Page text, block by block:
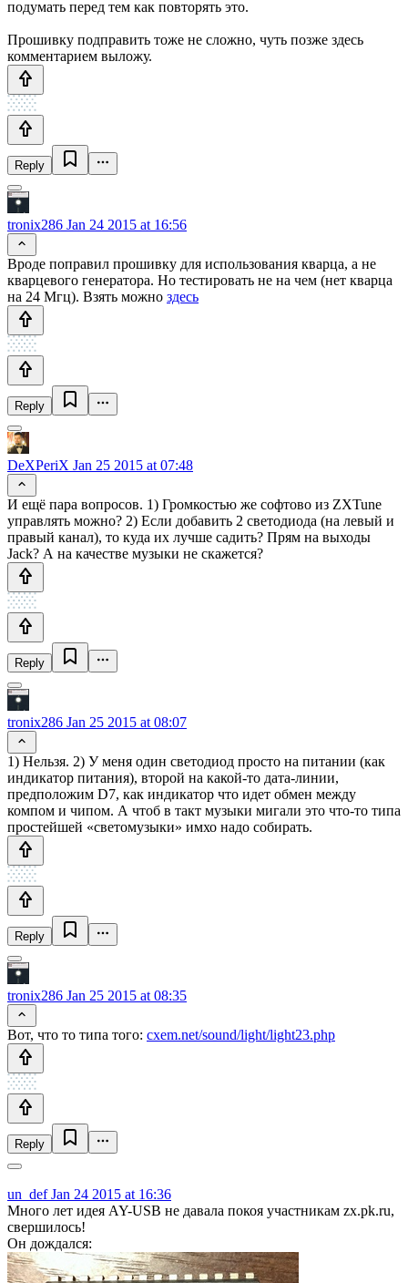
подумать перед тем как повторять это.
Прошивку подправить тоже не сложно, чуть позже здесь
комментарием выложу.
Reply
tronix286 Jan 24 2015 at 16:56
Вроде поправил прошивку для использования кварца, а не
кварцевого генератора. Но тестировать не на чем (нет кварца
на 24 Мгц). Взять можно здесь
Reply
DeXPeriX Jan 25 2015 at 07:48
И ещё пара вопросов. 1) Громкостью же софтово из ZXTune
управлять можно? 2) Если добавить 2 светодиода (на левый и
правый канал), то куда их лучше садить? Прям на выходы
Jack? А на качестве музыки не скажется?
Reply
tronix286 Jan 25 2015 at 08:07
1) Нельзя. 2) У меня один светодиод просто на питании (как
индикатор питания), второй на какой-то дата-линии,
предположим D7, как индикатор что идет обмен между
компом и чипом. А чтоб в такт музыки мигали это что-то типа
простейшей «светомузыки» имхо надо собирать.
Reply
tronix286 Jan 25 2015 at 08:35
Вот, что то типа того: cxem.net/sound/light/light23.php
Reply
un_defJan 24 2015 at 16:36
Много лет идея AY-USB не давала покоя участникам zx.pk.ru,
свершилось!
Он дождался: